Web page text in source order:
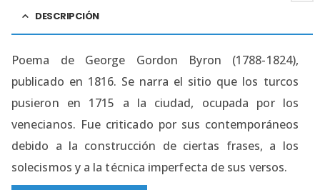
DESCRIPCIÓN
Poema de George Gordon Byron (1788-1824),
publicado en 1816. Se narra el sitio que los turcos
pusieron en 1715 a la ciudad, ocupada por los
venecianos. Fue criticado por sus contemporáneos
debido a la construcción de ciertas frases, a los
solecismos y a la técnica imperfecta de sus versos.